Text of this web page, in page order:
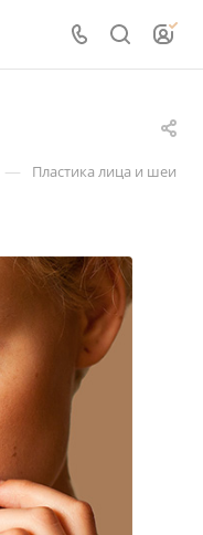
— Пластика лица и шеи